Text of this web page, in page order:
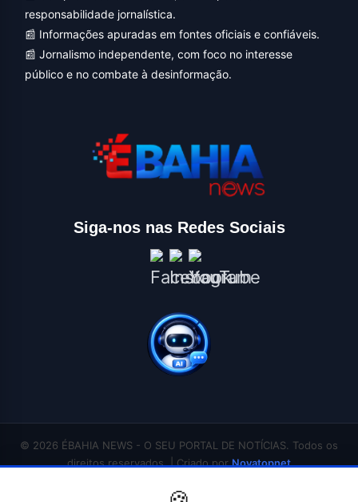
responsabilidade jornalística.
📰 Informações apuradas em fontes oficiais e confiáveis.
📰 Jornalismo independente, com foco no interesse
público e no combate à desinformação.
Siga-nos nas Redes Sociais
© 2026 ÉBAHIA NEWS - O SEU PORTAL DE NOTÍCIAS. Todos os
direitos reservados. | Criado porNovatopnet
ECONOMIA